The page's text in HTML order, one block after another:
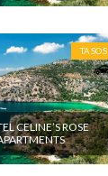
TASOS
CELINE’S ROSE